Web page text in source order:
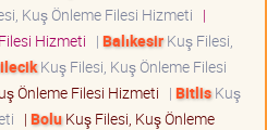
Kuş Önleme Filesi Hizmeti |
Hizmeti | BalıkesirKuş Filesi,
Kuş Filesi, Kuş Önleme Filesi
Önleme Filesi Hizmeti | BitlisKuş
| BoluKuş Filesi, Kuş Önleme